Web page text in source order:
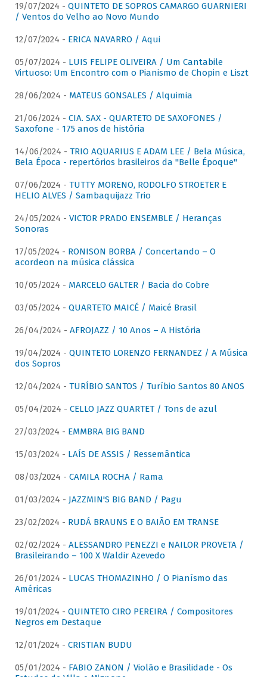
19/07/2024 - QUINTETO DE SOPROS CAMARGO GUARNIERI
/ Ventos do Velho ao Novo Mundo
12/07/2024 - ERICA NAVARRO / Aqui
05/07/2024 - LUIS FELIPE OLIVEIRA / Um Cantabile
Virtuoso: Um Encontro com o Pianismo de Chopin e Liszt
28/06/2024 - MATEUS GONSALES / Alquimia
21/06/2024 - CIA. SAX - QUARTETO DE SAXOFONES /
Saxofone - 175 anos de história
14/06/2024 - TRIO AQUARIUS E ADAM LEE / Bela Música,
Bela Época - repertórios brasileiros da "Belle Époque"
07/06/2024 - TUTTY MORENO, RODOLFO STROETER E
HELIO ALVES / Sambaquijazz Trio
24/05/2024 - VICTOR PRADO ENSEMBLE / Heranças
Sonoras
17/05/2024 - RONISON BORBA / Concertando – O
acordeon na música clássica
10/05/2024 - MARCELO GALTER / Bacia do Cobre
03/05/2024 - QUARTETO MAICÉ / Maicé Brasil
26/04/2024 - AFROJAZZ / 10 Anos – A História
19/04/2024 - QUINTETO LORENZO FERNANDEZ / A Música
dos Sopros
12/04/2024 - TURÍBIO SANTOS / Turíbio Santos 80 ANOS
05/04/2024 - CELLO JAZZ QUARTET / Tons de azul
27/03/2024 - EMMBRA BIG BAND
15/03/2024 - LAÍS DE ASSIS / Ressemântica
08/03/2024 - CAMILA ROCHA / Rama
01/03/2024 - JAZZMIN'S BIG BAND / Pagu
23/02/2024 - RUDÁ BRAUNS E O BAIÃO EM TRANSE
02/02/2024 - ALESSANDRO PENEZZI e NAILOR PROVETA /
Brasileirando – 100 X Waldir Azevedo
26/01/2024 - LUCAS THOMAZINHO / O Pianísmo das
Américas
19/01/2024 - QUINTETO CIRO PEREIRA / Compositores
Negros em Destaque
12/01/2024 - CRISTIAN BUDU
05/01/2024 - FABIO ZANON / Violão e Brasilidade - Os